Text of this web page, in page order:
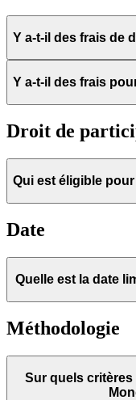
Y a-t-il des frais de
Y a-t-il des frais
Droit de
Qui est éligible
Date
Quelle est la date
Méthodologie
Sur quels